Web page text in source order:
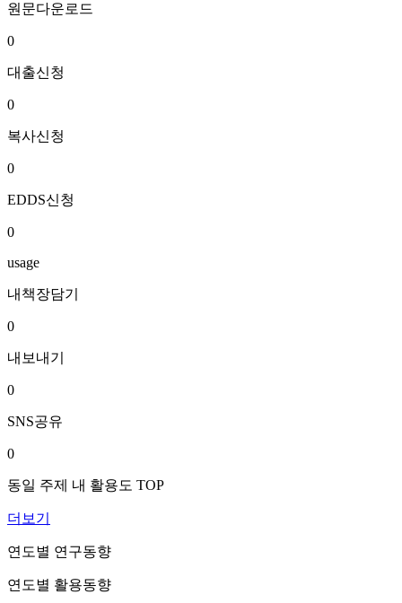
원문다운로드
0
대출신청
0
복사신청
0
EDDS신청
0
usage
내책장담기
0
내보내기
0
SNS공유
0
동일 주제 내 활용도 TOP
더보기
연도별 연구동향
연도별 활용동향